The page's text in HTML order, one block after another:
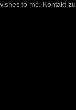
to me. Kontakt